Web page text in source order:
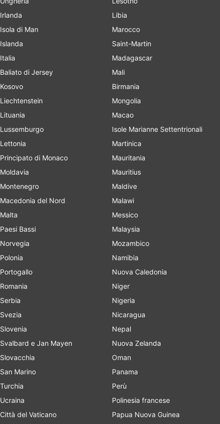
Irlanda
Isola di Man
Islanda
Italia
Baliato di Jersey
Kosovo
Liechtenstein
Lituania
Lussemburgo
Lettonia
Principato di Monaco
Moldavia
Montenegro
Macedonia del Nord
Malta
Paesi Bassi
Norvegia
Polonia
Portogallo
Romania
Serbia
Svezia
Slovenia
Svalbard e Jan Mayen
Slovacchia
San Marino
Turchia
Ucraina
Città del Vaticano
Libia
Marocco
Saint-Martin
Madagascar
Mali
Birmania
Mongolia
Macao
Isole Marianne Settentrionali
Martinica
Mauritania
Mauritius
Maldive
Malawi
Messico
Malaysia
Mozambico
Namibia
Nuova Caledonia
Niger
Nigeria
Nicaragua
Nepal
Nuova Zelanda
Oman
Panama
Perù
Polinesia francese
Papua Nuova Guinea